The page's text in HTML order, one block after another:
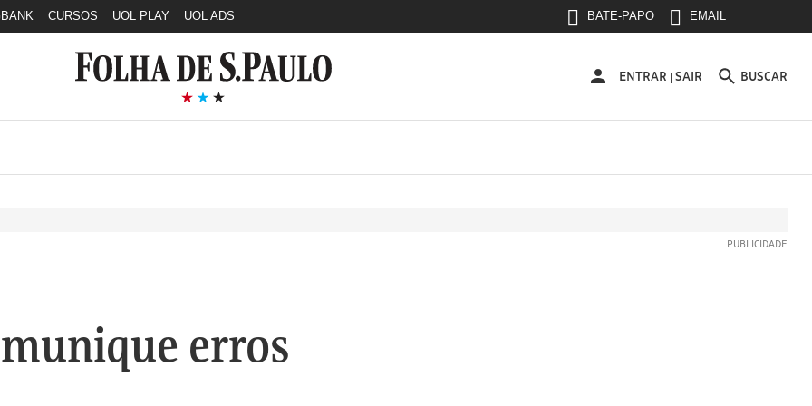
CURSOS UOL PLAY UOL ADS BATE-PAPO EMAIL
ENTRAR
ENTRAR | SAIR BUSCAR
erros